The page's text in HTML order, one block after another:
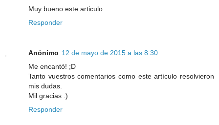
Muy bueno este articulo.
Responder
Anónimo 12 de mayo de 2015 a las 8:30
Me encantó! ;D
Tanto vuestros comentarios como este artículo resolvieron
mis dudas.
Mil gracias :)
Responder